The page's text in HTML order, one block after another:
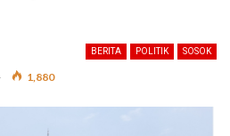
BERITA POLITIK SOSOK
1,880